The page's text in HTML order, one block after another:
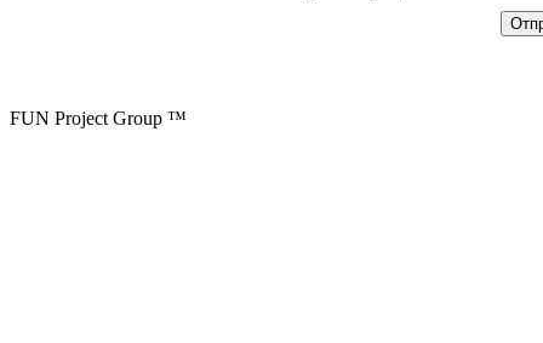
FUN Project Group ™